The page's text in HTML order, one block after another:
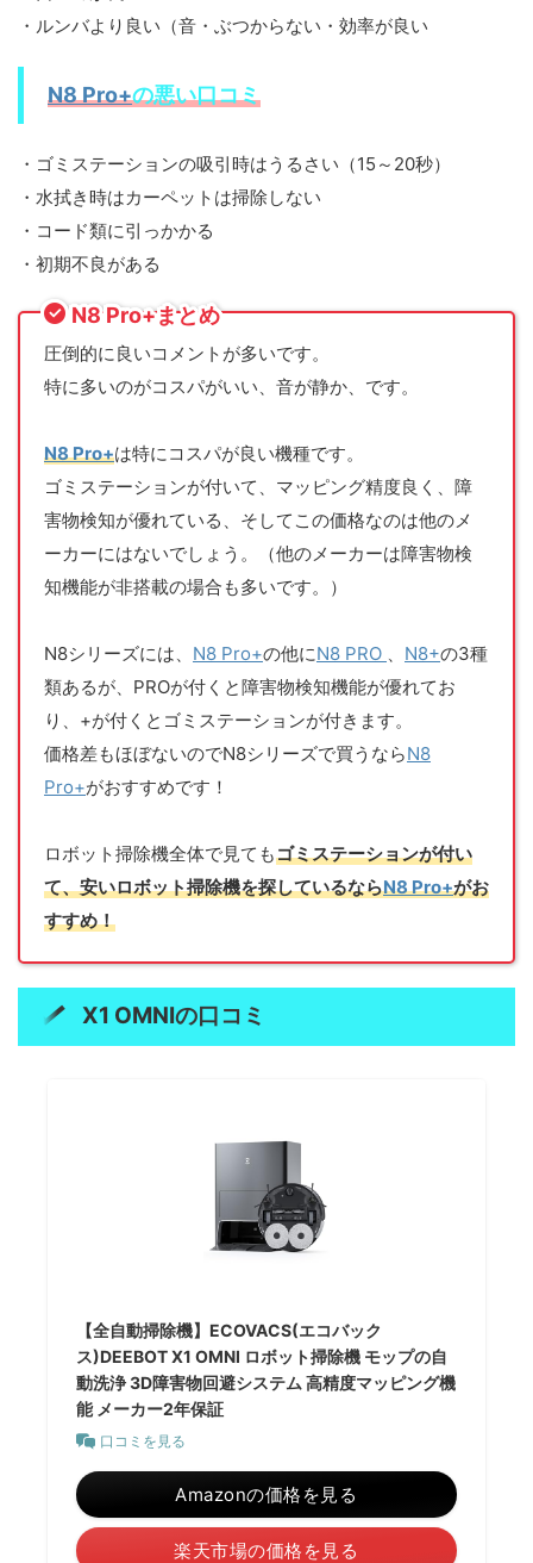
・ルンバより良い（音・ぶつからない・効率が良い
N8 Pro+の悪い口コミ
・ゴミステーションの吸引時はうるさい（15～20秒）
・水拭き時はカーペットは掃除しない
・コード類に引っかかる
・初期不良がある
N8 Pro+まとめ
圧倒的に良いコメントが多いです。
特に多いのがコスパがいい、音が静か、です。
N8 Pro+は特にコスパが良い機種です。
ゴミステーションが付いて、マッピング精度良く、障
害物検知が優れている、そしてこの価格なのは他のメ
ーカーにはないでしょう。（他のメーカーは障害物検
知機能が非搭載の場合も多いです。）
N8シリーズには、 N8 Pro+の他にN8 PRO 、 N8+の3種
類あるが、PROが付くと障害物検知機能が優れてお
り、+が付くとゴミステーションが付きます。
価格差もほぼないのでN8シリーズで買うならN8
Pro+がおすすめです！
ロボット掃除機全体で見てもゴミステーションが付い
て、安いロボット掃除機を探しているならN8 Pro+がお
すすめ！
X1 OMNIの口コミ
【全自動掃除機】ECOVACS(エコバック
ス)DEEBOT X1 OMNI ロボット掃除機 モップの自
動洗浄 3D障害物回避システム 高精度マッピング機
能 メーカー2年保証
口コミを見る
Amazonの価格を見る
楽天市場の価格を見る